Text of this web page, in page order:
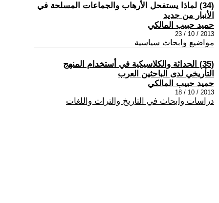
(34) لماذا يستفحل الأرهاب والجماعات المسلحة في
الأنبار من جديد
حميد حبيب المالكي
2013 / 10 / 23
مواضيع وابحاث سياسية
(35) الحداثة والكلاسيكية في أستخدام المنهج
التأريخي لدى الباحثين العرب
حميد حبيب المالكي
2013 / 10 / 18
دراسات وابحاث في التاريخ والتراث واللغات